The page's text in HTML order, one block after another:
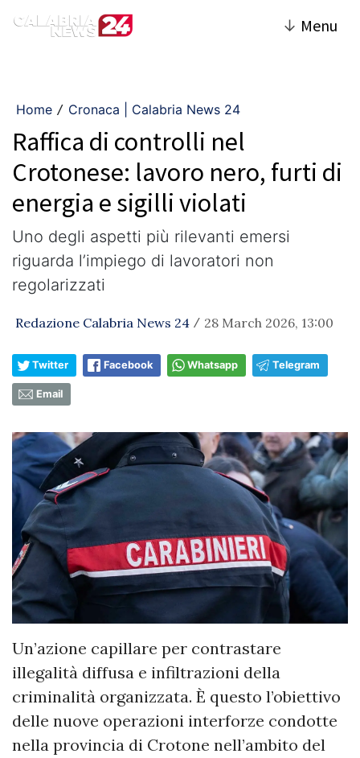
↓ Menu
Home / Cronaca | Calabria News 24
Raffica di controlli nel
Crotonese: lavoro nero, furti di
energia e sigilli violati
Uno degli aspetti più rilevanti emersi
riguarda l’impiego di lavoratori non
regolarizzati
Redazione Calabria News 24 / 28 March 2026, 13:00
Twitter Facebook Whatsapp Telegram
Email
Un’azione capillare per contrastare
illegalità diffusa e infiltrazioni della
criminalità organizzata. È questo l’obiettivo
delle nuove operazioni interforze condotte
nella provincia di Crotone nell’ambito del